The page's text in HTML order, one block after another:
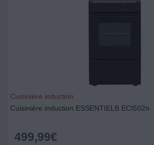
Cuisinière induction
Cuisinière induction ESSENTIELB ECI502n
499,99€